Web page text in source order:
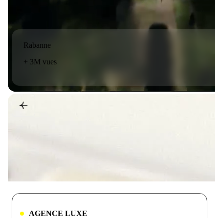
Rabanne
+ 3M vues
AGENCE LUXE